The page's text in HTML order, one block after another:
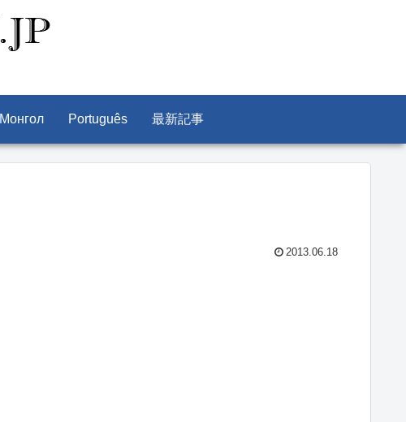
Монгол Português 最新記事
2013.06.18